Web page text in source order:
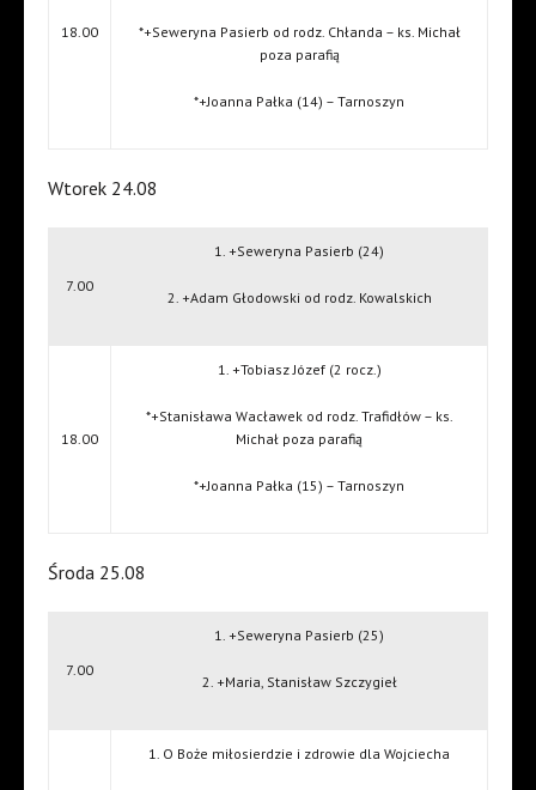
18.00
*+Seweryna Pasierb od rodz. Chłanda – ks. Michał
poza parafią
*+Joanna Pałka (14) – Tarnoszyn
Wtorek 24.08
7.00
1. +Seweryna Pasierb (24)
2. +Adam Głodowski od rodz. Kowalskich
18.00
1. +Tobiasz Józef (2 rocz.)
*+Stanisława Wacławek od rodz. Trafidłów – ks.
Michał poza parafią
*+Joanna Pałka (15) – Tarnoszyn
Środa 25.08
7.00
1. +Seweryna Pasierb (25)
2. +Maria, Stanisław Szczygieł
1. O Boże miłosierdzie i zdrowie dla Wojciecha